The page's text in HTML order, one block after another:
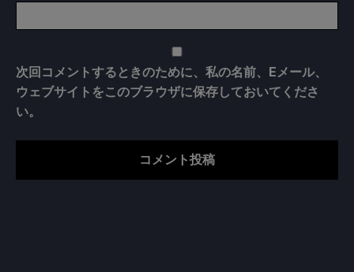
次回コメントするときのために、私の名前、Eメール、
ウェブサイトをこのブラウザに保存しておいてくださ
い。